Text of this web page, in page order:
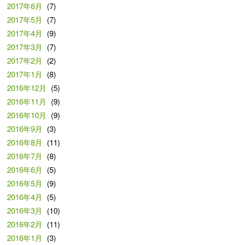
2017年6月
(7)
2017年5月
(7)
2017年4月
(9)
2017年3月
(7)
2017年2月
(2)
2017年1月
(8)
2016年12月
(5)
2016年11月
(9)
2016年10月
(9)
2016年9月
(3)
2016年8月
(11)
2016年7月
(8)
2016年6月
(5)
2016年5月
(9)
2016年4月
(5)
2016年3月
(10)
2016年2月
(11)
2016年1月
(3)